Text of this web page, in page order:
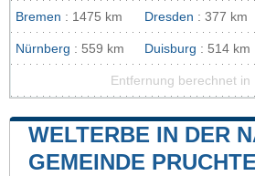
Bremen : 1475 km Dresden : 377 km
Nürnberg : 559 km Duisburg : 514 km
Entfernung berechnet in
WELTERBE IN DER
GEMEINDE